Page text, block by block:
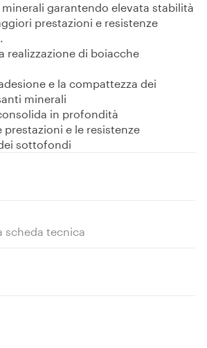
garantendo elevata stabilità
prestazioni e resistenze
realizzazione di boiacche
e la compattezza dei
minerali
in profondità
prestazioni e le resistenze
sottofondi
scheda tecnica